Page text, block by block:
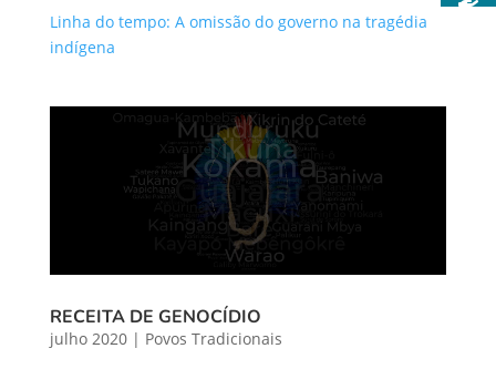
Linha do tempo: A omissão do governo na tragédia
indígena
RECEITA DE GENOCÍDIO
julho 2020| Povos Tradicionais